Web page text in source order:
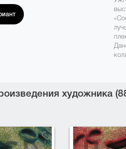
художника